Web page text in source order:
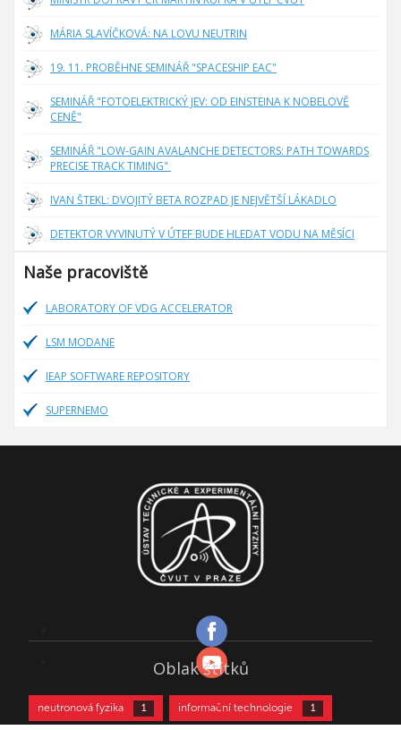
MÁRIA SLAVÍČKOVÁ: NA LOVU NEUTRIN
19. 11. PROBĚHNE SEMINÁŘ "SPACESHIP EAC"
SEMINÁŘ "FOTOELEKTRICKÝ JEV: OD EINSTEINA K NOBELOVĚ
CENĚ"
SEMINÁŘ "LOW-GAIN AVALANCHE DETECTORS: PATH TOWARDS
PRECISE TRACK TIMING"
IVAN ŠTEKL: DVOJITÝ BETA ROZPAD JE NEJVĚTŠÍ LÁKADLO
DETEKTOR VYVINUTÝ V ÚTEF BUDE HLEDAT VODU NA MĚSÍCI
Naše pracoviště
LABORATORY OF VDG ACCELERATOR
LSM MODANE
IEAP SOFTWARE REPOSITORY
SUPERNEMO
Oblak štítků
neutronová fyzika 1 informační technologie 1